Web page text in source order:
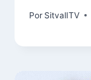
Por SitvalITV